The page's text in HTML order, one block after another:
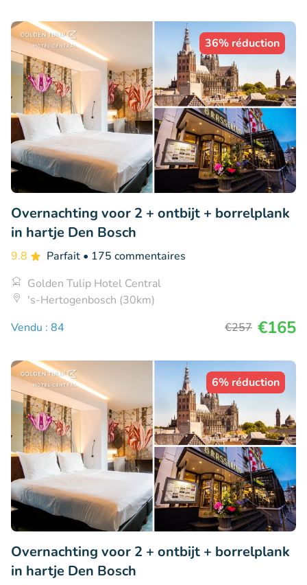
36% réduction
Overnachting voor 2 + ontbijt + borrelplank
in hartje Den Bosch
9.8 Parfait • 175 commentaires
Golden Tulip Hotel Central
's-Hertogenbosch (30km)
Vendu : 84
€257 €165
6% réduction
Overnachting voor 2 + ontbijt + borrelplank
in hartje Den Bosch